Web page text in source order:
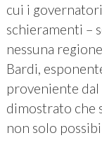
cui i
schieramenti –
nessuna
Bardi,
proveniente
dimostrato che
non solo